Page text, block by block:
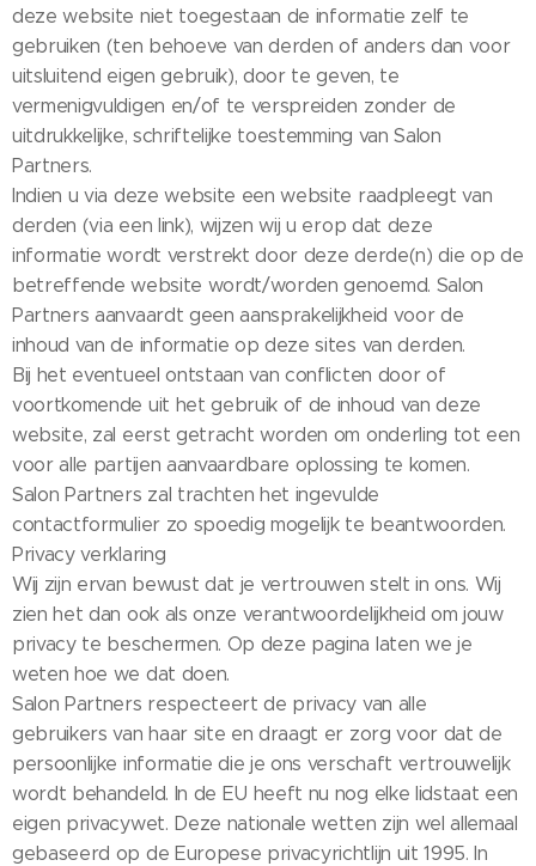
deze website niet toegestaan de informatie zelf te
gebruiken (ten behoeve van derden of anders dan voor
uitsluitend eigen gebruik), door te geven, te
vermenigvuldigen en/of te verspreiden zonder de
uitdrukkelijke, schriftelijke toestemming van Salon
Partners.
Indien u via deze website een website raadpleegt van
derden (via een link), wijzen wij u erop dat deze
informatie wordt verstrekt door deze derde(n) die op de
betreffende website wordt/worden genoemd. Salon
Partners aanvaardt geen aansprakelijkheid voor de
inhoud van de informatie op deze sites van derden.
Bij het eventueel ontstaan van conflicten door of
voortkomende uit het gebruik of de inhoud van deze
website, zal eerst getracht worden om onderling tot een
voor alle partijen aanvaardbare oplossing te komen.
Salon Partners zal trachten het ingevulde
contactformulier zo spoedig mogelijk te beantwoorden.
Privacy verklaring
Wij zijn ervan bewust dat je vertrouwen stelt in ons. Wij
zien het dan ook als onze verantwoordelijkheid om jouw
privacy te beschermen. Op deze pagina laten we je
weten hoe we dat doen.
Salon Partners respecteert de privacy van alle
gebruikers van haar site en draagt er zorg voor dat de
persoonlijke informatie die je ons verschaft vertrouwelijk
wordt behandeld. In de EU heeft nu nog elke lidstaat een
eigen privacywet. Deze nationale wetten zijn wel allemaal
gebaseerd op de Europese privacyrichtlijn uit 1995. In